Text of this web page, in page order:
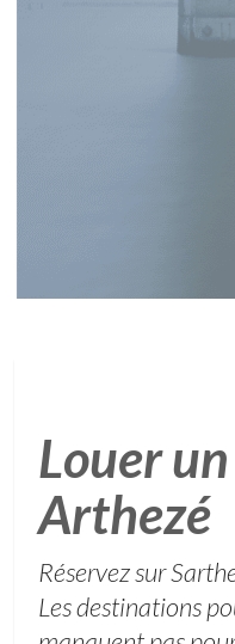
Louer
Arthezé
Réservez sur
Les destinations